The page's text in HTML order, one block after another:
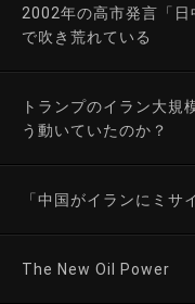
2002年の高市発言「日
で吹き荒れている
トランプのイラン大規
う動いていたのか？
「中国がイランにミサ
The New Oil Power